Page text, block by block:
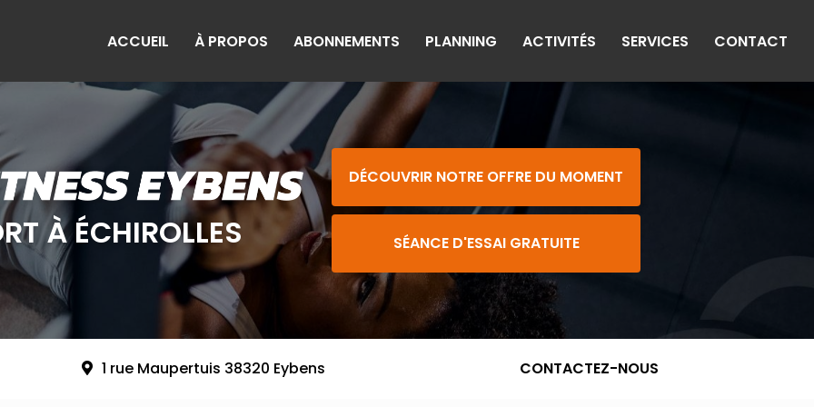
ACCUEIL
À PROPOS ABONNEMENTS PLANNING ACTIVITÉS SERVICES CONTACT
À ÉCHIROLLES
DÉCOUVRIR NOTRE OFFRE DU MOMENT
SÉANCE D'ESSAI GRATUITE
1 rue Maupertuis 38320 Eybens CONTACTEZ-NOUS